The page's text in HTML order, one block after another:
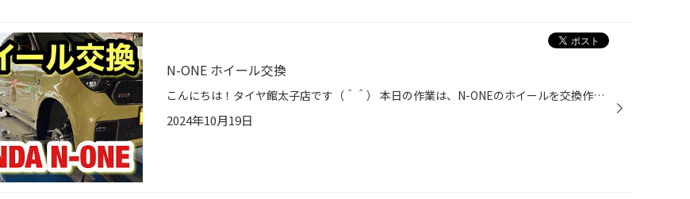
N-ONE ホイール交換
こんにちは！タイヤ館太子店です（＾＾） 本日の作業は、N-ONEのホイールを交換作業です。 今回はタイヤは純正を組み替えて再利用しました。 アルミホイールは旧車から最新の車にも人気のハヤシストリートをチョイスされました。 期間・サイズ・数量限定！ECOPIA/NEWNOスペシャルプライス開催中！！...
2024年10月19日